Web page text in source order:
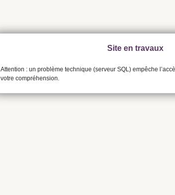
Site en travaux
Attention : un problème technique (serveur SQL) empêche
votre compréhension.